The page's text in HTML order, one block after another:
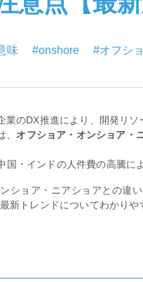
味 #onshore #オフシ
のDX推進により、開発リソ
オフショア・オンショア・
・インドの人件費の高騰に
ショア・ニアショアとの違
新トレンドについてわかりや